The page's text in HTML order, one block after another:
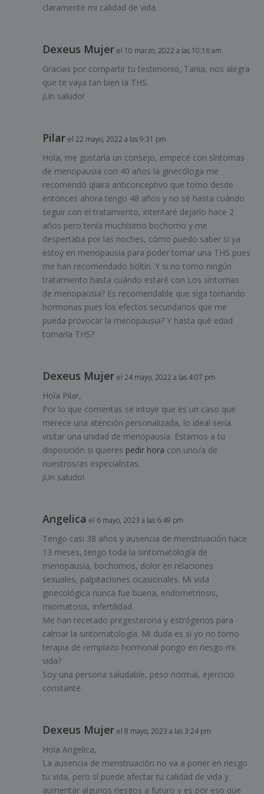
claramente mi calidad de vida.
Dexeus Mujer el 10 marzo, 2022 a las 10:16 am
Gracias por compartir tu testimonio, Tania, nos alegra
que te vaya tan bien la THS.
¡Un saludo!
Pilar el 22 mayo, 2022 a las 9:31 pm
Hola, me gustaría un consejo, empecé con síntomas
de menopausia con 40 años la ginecóloga me
recomendó qlaira anticonceptivo que tomo desde
entonces ahora tengo 48 años y no sé hasta cuándo
seguir con el tratamiento, intentaré dejarlo hace 2
años pero tenía muchísimo bochorno y me
despertaba por las noches, cómo puedo saber si ya
estoy en menopausia para poder tomar una THS pues
me han recomendado boltin. Y si no tomo ningún
tratamiento hasta cuándo estaré con Los síntomas
de menopausia? Es recomendable que siga tomando
hormonas pues los efectos secundarios que me
pueda provocar la menopausia? Y hasta qué edad
tomaría THS?
Dexeus Mujer el 24 mayo, 2022 a las 4:07 pm
Hola Pilar,
Por lo que comentas se intuye que es un caso que
merece una atención personalizada, lo ideal sería
visitar una unidad de menopausia. Estamos a tu
disposición si quieres pedir hora con uno/a de
nuestros/as especialistas.
¡Un saludo!
Angelica el 6 mayo, 2023 a las 6:49 pm
Tengo casi 38 años y ausencia de menstruación hace
13 meses, tengo toda la sintomatología de
menopausia, bochornos, dolor en relaciones
sexuales, palpitaciones ocasionales. Mi vida
ginecológica nunca fue buena, endometriosis,
miomatosis, infertilidad.
Me han recetado pregesterona y estrógenos para
calmar la sintomatología. Mi duda es si yo no tomo
terapia de remplazo hormonal pongo en riesgo mi
vida?
Soy una persona saludable, peso normal, ejercicio
constante.
Dexeus Mujer el 8 mayo, 2023 a las 3:24 pm
Hola Angelica,
La ausencia de menstruación no va a poner en riesgo
tu vida, pero sí puede afectar tu calidad de vida y
aumentar algunos riesgos a futuro y es por eso que